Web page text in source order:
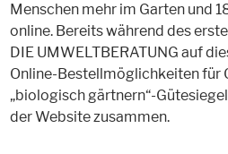
Menschen mehr im Garten und
online. Bereits während des
DIE UMWELTBERATUNG auf
Online-Bestellmöglichkeiten für
„biologisch gärtnern“-
der Website zusammen.